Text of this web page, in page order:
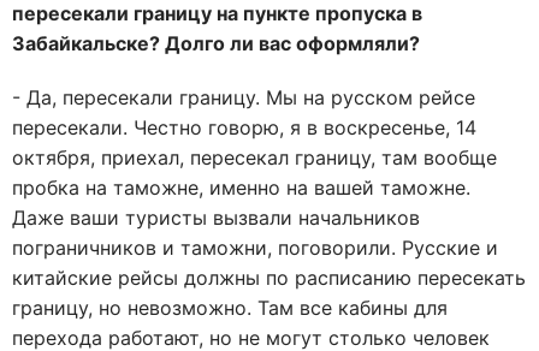
пересекали границу на пункте пропуска в
Забайкальске? Долго ли вас оформляли?
- Да, пересекали границу. Мы на русском рейсе
пересекали. Честно говорю, я в воскресенье, 14
октября, приехал, пересекал границу, там вообще
пробка на таможне, именно на вашей таможне.
Даже ваши туристы вызвали начальников
пограничников и таможни, поговорили. Русские и
китайские рейсы должны по расписанию пересекать
границу, но невозможно. Там все кабины для
перехода работают, но не могут столько человек